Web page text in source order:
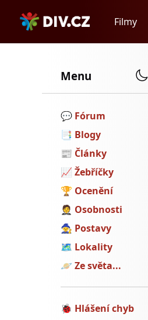
Filmy
Menu
💬️ Fórum
📑 Blogy
📰 Články
📈 Žebříčky
🏆 Ocenění
🤵 Osobnosti
🧙 Postavy
🗺 Lokality
🪐 Ze světa...
🐞 Hlášení chyb